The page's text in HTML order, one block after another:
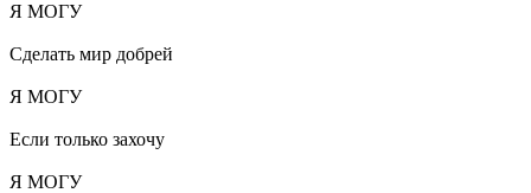
Я МОГУ
Сделать мир добрей
Я МОГУ
Если только захочу
Я МОГУ